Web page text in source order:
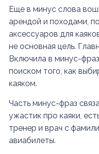
Еще в минус слова
арендой и походами,
аксессуаров для
не основная цель.
Включила в минус-
поиском того, как
каяком.
Часть минус-фраз
ужастик про каяки,
тренер и врач с
авиабилеты.